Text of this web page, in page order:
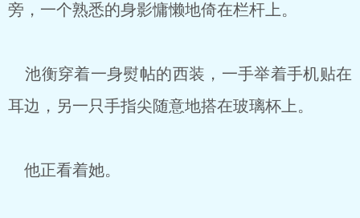
旁，一个熟悉的身影慵懒地倚在栏杆上。
池衡穿着一身熨帖的西装，一手举着手机贴在
耳边，另一只手指尖随意地搭在玻璃杯上。
他正看着她。